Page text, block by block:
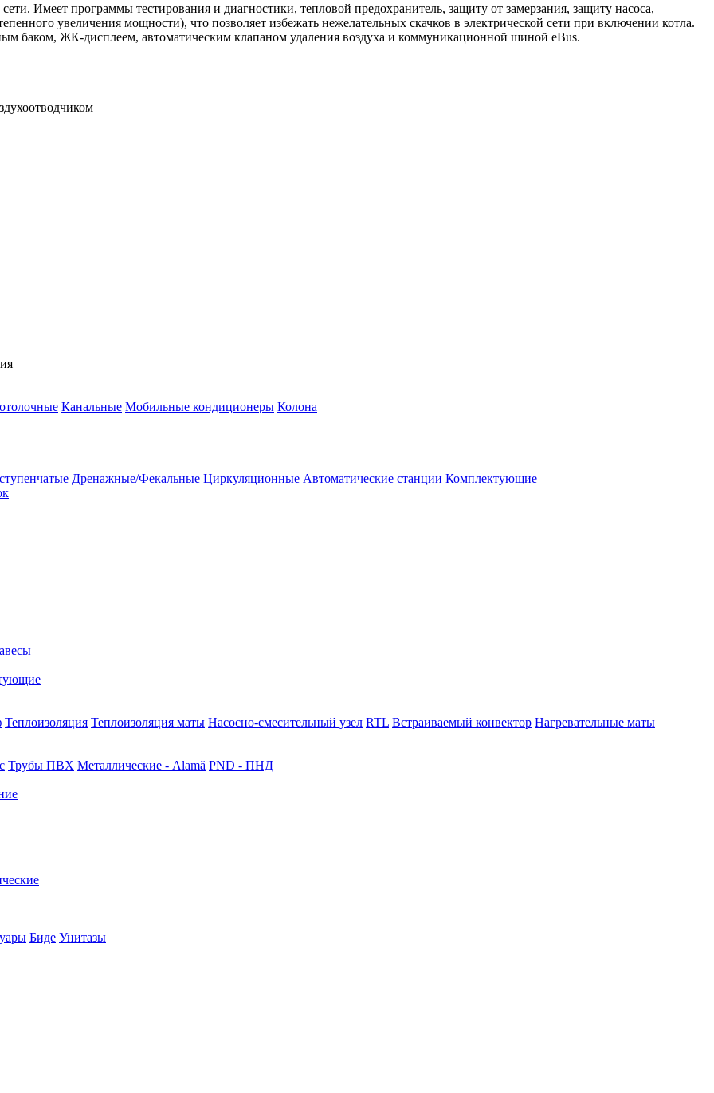
Имеет программы тестирования и диагностики, тепловой предохранитель, защиту от замерзания, защиту насоса,
увеличения мощности), что позволяет избежать нежелательных скачков в электрической сети при включении котла.
баком, ЖК-дисплеем, автоматическим клапаном удаления воздуха и коммуникационной шиной eBus.
Канальные Мобильные кондиционеры Колона
Дренажные/Фекальные Циркуляционные Автоматические станции Комплектующие
Теплоизоляция Теплоизоляция маты Насосно-смесительный узел RTL Встраиваемый конвектор Нагревательные маты
Трубы ПВХ Металлические - Alamă PND - ПНД
Биде Унитазы